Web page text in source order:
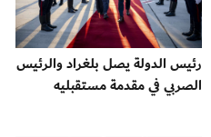
رئيس الدولة يصل بلغراد والرئيس
الصربي في مقدمة مستقبليه